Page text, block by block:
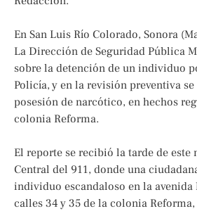
En San Luis Río Colorado, Sonora
La Dirección de Seguridad Pública
sobre la detención de un individuo
Policía, y en la revisión preventiva
posesión de narcótico, en hechos
colonia Reforma.
El reporte se recibió la tarde de este
Central del 911, donde una
individuo escandaloso en la avenida
calles 34 y 35 de la colonia